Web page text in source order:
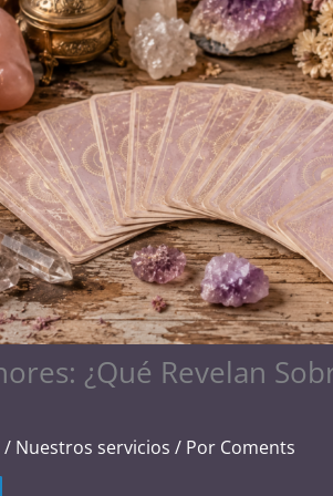
¿Qué Revelan
/ Nuestros servicios / Por Coments